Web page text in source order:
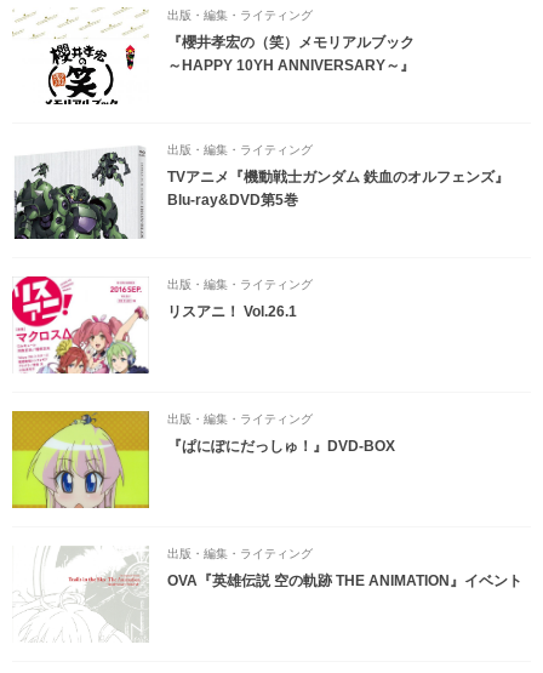
出版・編集・ライティング
『櫻井孝宏の（笑）メモリアルブック
～HAPPY 10YH ANNIVERSARY～』
出版・編集・ライティング
TVアニメ『機動戦士ガンダム 鉄血のオルフェンズ』
Blu-ray&DVD第5巻
出版・編集・ライティング
リスアニ！ Vol.26.1
出版・編集・ライティング
『ぱにぽにだっしゅ！』DVD-BOX
出版・編集・ライティング
OVA『英雄伝説 空の軌跡 THE ANIMATION』イベント